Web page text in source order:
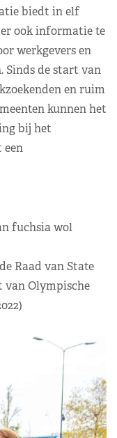
biedt in elf
ook informatie te
werkgevers en
Sinds de start van
en ruim
kunnen het
bij het
een
fuchsia wol
Raad van State
van Olympische